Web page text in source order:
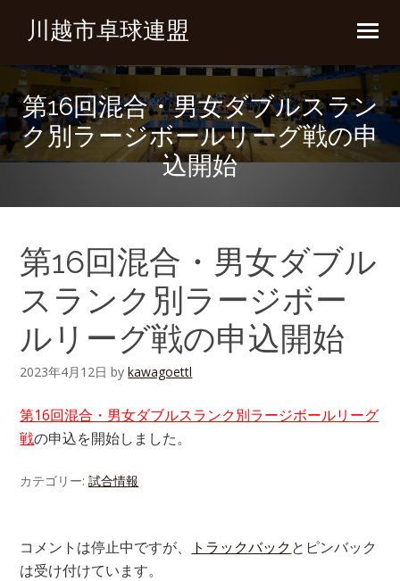
川越市卓球連盟
第16回混合・男女ダブルスラン
ク別ラージボールリーグ戦の申
込開始
第16回混合・男女ダブル
スランク別ラージボー
ルリーグ戦の申込開始
2023年4月12日 bykawagoettl
第16回混合・男女ダブルスランク別ラージボールリーグ
戦の申込を開始しました。
カテゴリー:試合情報
コメントは停止中ですが、 トラックバックとピンバック
は受け付けています。